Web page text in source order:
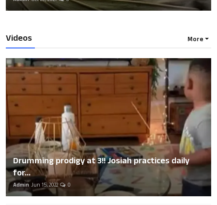
Videos More
Drumming prodigy at 3!! Josiah practices daily
for...
Admin Jun 15, 2022 0